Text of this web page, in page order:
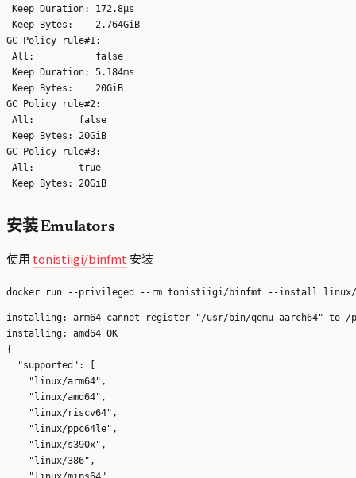
Keep Duration: 172.8µs
Keep Bytes:    2.764GiB
GC Policy rule#1:
All:           false
Keep Duration: 5.184ms
Keep Bytes:    20GiB
GC Policy rule#2:
All:        false
Keep Bytes: 20GiB
GC Policy rule#3:
All:        true
安装 Emulators
使用 tonistiigi/binfmt 安装
installing: arm64 cannot register "/usr/bin/qemu-aarch64"
installing: amd64 OK
{
  "supported": [
    "linux/arm64",
    "linux/amd64",
    "linux/riscv64",
    "linux/ppc64le",
    "linux/s390x",
    "linux/386",